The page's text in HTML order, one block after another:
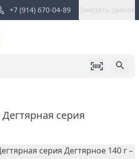
+7 (914) 670-04-89 Заказать звонок
серия